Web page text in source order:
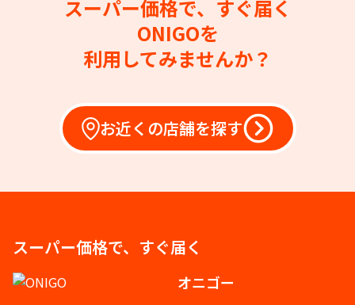
スーパー価格で、すぐ届く
ONIGOを
利用してみませんか？
お近くの店舗を探す
スーパー価格で、すぐ届く
オニゴー